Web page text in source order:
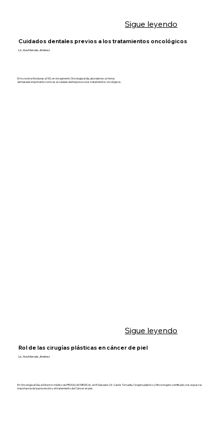
Sigue leyendo
Cuidados dentales previos a los tratamientos oncológicos
Lic. Ana Marcela Jiménez
En tu revista Honduras al 100, en el segmento Oncología al día, abordamos un tema
demasiado importante como es el cuidado dental previo a los tratamientos oncológicos.
Sigue leyendo
Rol de las cirugías plásticas en cáncer de piel
Lic. Ana Marcela Jiménez
En Oncología al Día, el Director médico de PROSALUD MEDICAL en El Salvador, Dr. Carlos Torruella, Cirujano plástico y Microcirujano certificado, nos expuso la
importancia de la prevención y el tratamiento del Cáncer en piel.